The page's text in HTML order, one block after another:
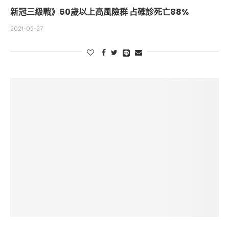
新冠三級戰》60歲以上高風險群 占確診死亡88%
2021-05-27